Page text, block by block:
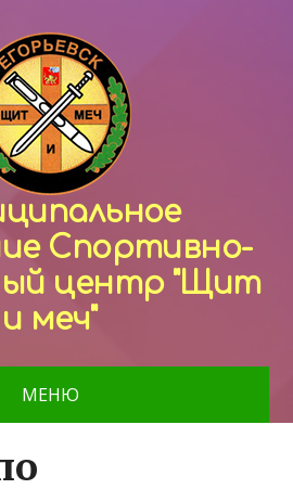
Спортивно-
центр "Щит
и меч"
МЕНЮ